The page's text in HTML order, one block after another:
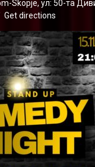
Skopje, ул: 50-та
Get directions